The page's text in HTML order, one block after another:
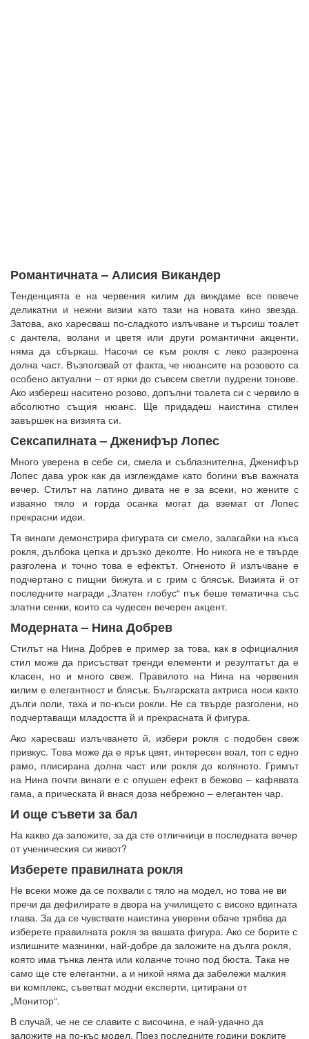
Романтичната – Алисия Викандер
Тенденцията е на червения килим да виждаме все повече
деликатни и нежни визии като тази на новата кино звезда.
Затова, ако харесваш по-сладкото излъчване и търсиш тоалет
с дантела, волани и цветя или други романтични акценти,
няма да сбъркаш. Насочи се към рокля с леко разкроена
долна част. Възползвай от факта, че нюансите на розовото са
особено актуални – от ярки до съвсем светли пудрени тонове.
Ако избереш наситено розово, допълни тоалета си с червило в
абсолютно същия нюанс. Ще придадеш наистина стилен
завършек на визията си.
Сексапилната – Дженифър Лопес
Много уверена в себе си, смела и съблазнителна, Дженифър
Лопес дава урок как да изглеждаме като богини във важната
вечер. Стилът на латино дивата не е за всеки, но жените с
изваяно тяло и горда осанка могат да вземат от Лопес
прекрасни идеи.
Тя винаги демонстрира фигурата си смело, залагайки на къса
рокля, дълбока цепка и дръзко деколте. Но никога не е твърде
разголена и точно това е ефектът. Огненото й излъчване е
подчертано с пищни бижута и с грим с блясък. Визията й от
последните награди „Златен глобус“ пък беше тематична със
златни сенки, които са чудесен вечерен акцент.
Модерната – Нина Добрев
Стилът на Нина Добрев е пример за това, как в официалния
стил може да присъстват тренди елементи и резултатът да е
класен, но и много свеж. Правилото на Нина на червения
килим е елегантност и блясък. Българската актриса носи както
дълги поли, така и по-къси рокли. Не са твърде разголени, но
подчертаващи младостта й и прекрасната й фигура.
Ако харесваш излъчването й, избери рокля с подобен свеж
привкус. Това може да е ярък цвят, интересен воал, топ с едно
рамо, плисирана долна част или рокля до коляното. Гримът
на Нина почти винаги е с опушен ефект в бежово – кафявата
гама, а прическата й внася доза небрежно – елегантен чар.
И още съвети за бал
На какво да заложите, за да сте отличници в последната вечер
от ученическия си живот?
Изберете правилната рокля
Не всеки може да се похвали с тяло на модел, но това не ви
пречи да дефилирате в двора на училището с високо вдигната
глава. За да се чувствате наистина уверени обаче трябва да
изберете правилната рокля за вашата фигура. Ако се борите с
излишните мазнинки, най-добре да заложите на дълга рокля,
която има тънка лента или коланче точно под бюста. Така не
само ще сте елегантни, а и никой няма да забележи малкия
ви комплекс, съветват модни експерти, цитирани от
„Монитор“.
В случай, че не се славите с височина, е най-удачно да
заложите на по-къс модел. През последните години роклите